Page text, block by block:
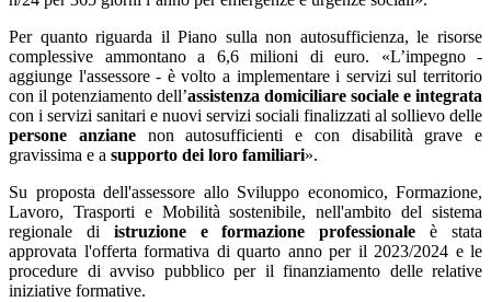
Per quanto riguarda il Piano sulla non autosufficienza, le risorse
complessive ammontano a 6,6 milioni di euro. «L’impegno -
aggiunge l'assessore - è volto a implementare i servizi sul territorio
con il potenziamento dell’assistenza domiciliare sociale e integrata
con i servizi sanitari e nuovi servizi sociali finalizzati al sollievo delle
persone anzianenon autosufficienti e con disabilità grave e
gravissima e a supporto dei loro familiari».
Su proposta dell'assessore allo Sviluppo economico, Formazione,
Lavoro, Trasporti e Mobilità sostenibile, nell'ambito del sistema
regionale diistruzione e formazione professionale è stata
approvata l'offerta formativa di quarto anno per il 2023/2024 e le
procedure di avviso pubblico per il finanziamento delle relative
iniziative formative.